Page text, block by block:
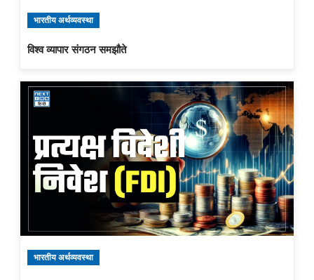
भारतीय अर्थव्यवस्था
विश्व व्यापार संगठन समझौते
भारतीय अर्थव्यवस्था